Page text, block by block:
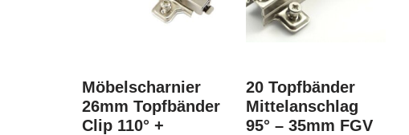
Möbelscharnier
26mm Topfbänder
Clip 110° +
20 Topfbänder
Mittelanschlag
95° – 35mm FGV